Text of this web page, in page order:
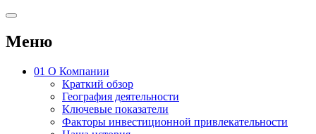
Меню
01 О Компании
Краткий обзор
География деятельности
Ключевые показатели
Факторы инвестиционной привлекательности